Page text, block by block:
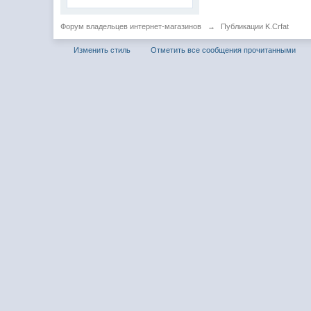
Форум владельцев интернет-магазинов → Публикации K.Crfat
Изменить стиль Отметить все сообщения прочитанными